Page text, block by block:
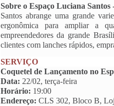
Sobre o Espaço Luciana Santos
Santos abrange uma grande
ergonômica para ampliar a
empreendedores da grande
clientes com lanches rápidos,
SERVIÇO
Coquetel de Lançamento no
Data: 22/02, terça-feira
Horário: 19:00
Endereço: CLS 302, Bloco B,